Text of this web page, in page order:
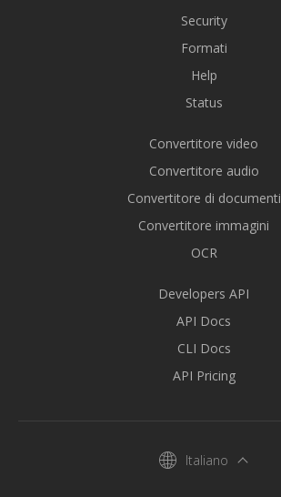
Security
Formati
Help
Status
Convertitore video
Convertitore audio
Convertitore di documenti
Convertitore immagini
OCR
Developers API
API Docs
CLI Docs
API Pricing
Italiano